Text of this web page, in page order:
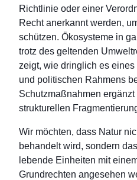
Richtlinie oder einer
Recht anerkannt werden,
schützen. Ökosysteme in
trotz des geltenden
zeigt, wie dringlich es
und politischen Rahmens
Schutzmaßnahmen
strukturellen
Wir möchten, dass Natur
behandelt wird, sondern
lebende Einheiten mit
Grundrechten angesehen